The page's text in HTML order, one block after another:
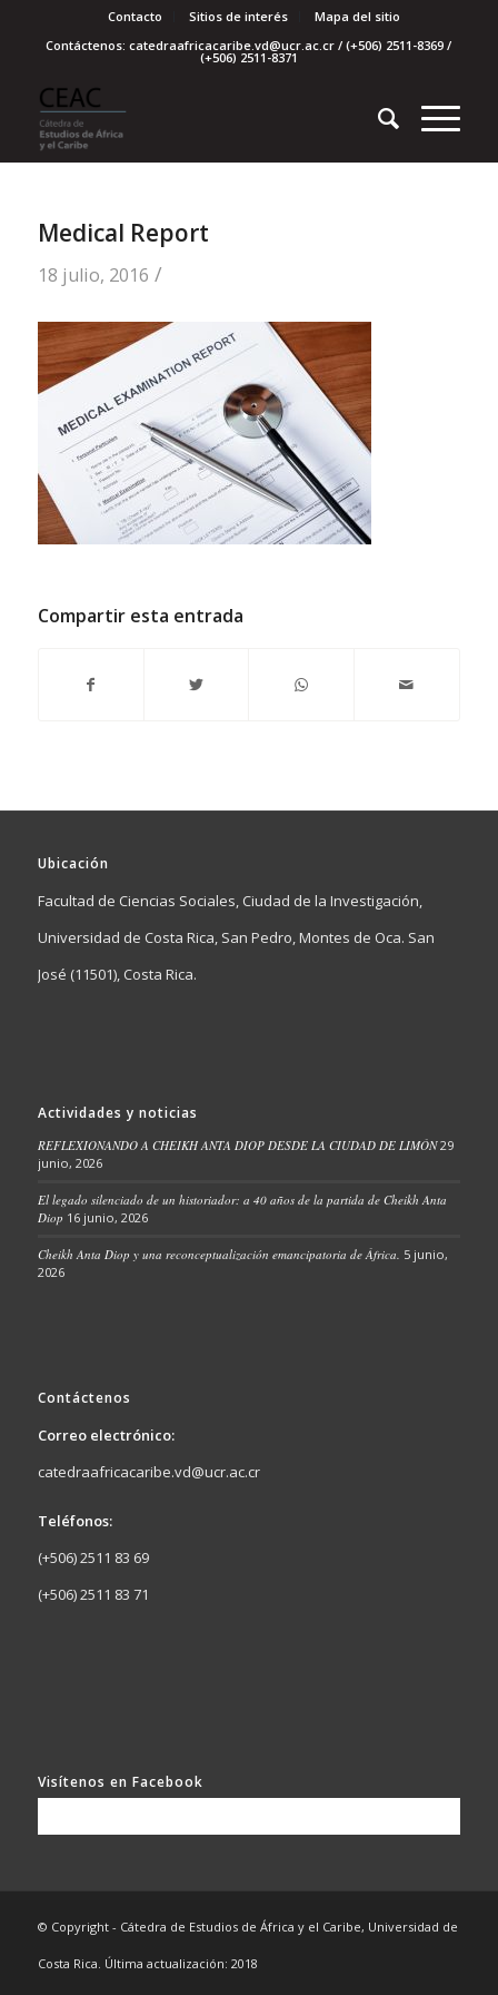
Contacto Sitios de interés
Mapa del sitio
Contáctenos: catedraafricacaribe.vd@ucr.ac.cr / (+506) 2511-8369 /
(+506) 2511-8371
Medical Report
18 julio, 2016 /
Compartir esta entrada
Ubicación
Facultad de Ciencias Sociales, Ciudad de la Investigación,
Universidad de Costa Rica, San Pedro, Montes de Oca. San
José (11501), Costa Rica.
Actividades y noticias
REFLEXIONANDO A CHEIKH ANTA DIOP DESDE LA CIUDAD DE LIMÓN 29
junio, 2026
El legado silenciado de un historiador: a 40 años de la partida de Cheikh Anta
Diop 16 junio, 2026
Cheikh Anta Diop y una reconceptualización emancipatoria de África. 5 junio,
2026
Contáctenos
Correo electrónico:
catedraafricacaribe.vd@ucr.ac.cr
Teléfonos:
(+506) 2511 83 69
(+506) 2511 83 71
Visítenos en Facebook
© Copyright - Cátedra de Estudios de África y el Caribe, Universidad de
Costa Rica. Última actualización: 2018